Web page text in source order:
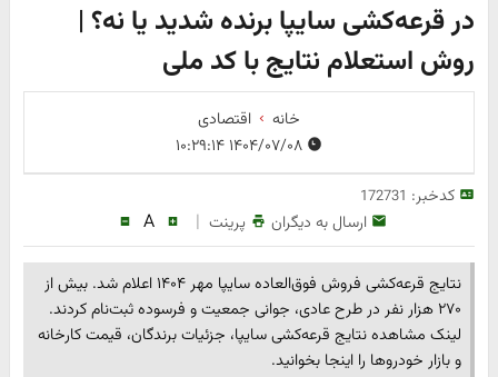
در قرعه‌کشی سایپا برنده شدید یا نه؟ |
روش استعلام نتایج با کد ملی
خانه
اقتصادی
۱۴۰۴/۰۷/۰۸ ۱۰:۲۹:۱۴
کدخبر: 172731
ارسال به دیگران پرینت |
A
نتایج قرعه‌کشی فروش فوق‌العاده سایپا مهر ۱۴۰۴ اعلام شد. بیش از
۲۷۰ هزار نفر در طرح عادی، جوانی جمعیت و فرسوده ثبت‌نام کردند.
لینک مشاهده نتایج قرعه‌کشی سایپا، جزئیات برندگان، قیمت کارخانه
و بازار خودروها را اینجا بخوانید.